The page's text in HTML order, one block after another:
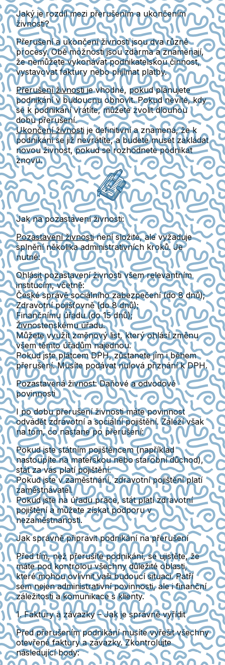
Jaký je rozdíl mezi přerušením a ukončením
živnosti?
Přerušení a ukončení živnosti jsou dva různé
procesy. Obě možnosti jsou zdarma a znamenají,
že nemůžete vykonávat podnikatelskou činnost,
vystavovat faktury nebo přijímat platby.
Přerušení živnosti je vhodné, pokud plánujete
podnikání v budoucnu obnovit. Pokud nevíte, kdy
se k podnikání vrátíte, můžete zvolit dlouhou
dobu přerušení.
Ukončení živnosti je definitivní a znamená, že k
podnikání se již nevrátíte, a budete muset zakládat
novou živnost, pokud se rozhodnete podnikat
znovu.
Jak na pozastavení živnosti:
Pozastavení živnostinení složité, ale vyžaduje
splnění několika administrativních kroků. Je
nutné:
Ohlásit pozastavení živnostivšem relevantním
institucím, včetně:
České správě sociálního zabezpečení (do 8 dnů);
Zdravotní pojišťovně (do 8 dnů);
Finančnímu úřadu (do 15 dnů);
Živnostenskému úřadu.
Můžete využítzměnový list, který ohlásí změnu
všem těmto úřadům najednou.
Pokud jste plátcem DPH, zůstanete jím i během
přerušení. Musíte podávat nulová přiznání k DPH.
Pozastavená živnost: Daňové a odvodové
povinnosti
I po dobu přerušení živnosti máte povinnost
odvádět zdravotní a sociální pojištění. Záleží však
na tom, co nastane po přerušení:
Pokud jste státním pojištěncem(například
nastoupíte na mateřskou nebo starobní důchod),
stát za vás platí pojištění.
Pokud jste v zaměstnání, zdravotní pojištění platí
zaměstnavatel.
Pokud jste na úřadu práce, stát platí zdravotní
pojištění a můžete získat podporu v
nezaměstnanosti.
Jak správně připravit podnikání na přerušení
Před tím, než přerušíte podnikání, se ujistěte, že
máte pod kontrolou všechny důležité oblasti,
které mohou ovlivnit vaši budoucí situaci. Patří
sem nejen administrativní povinnosti, ale i finanční
záležitosti a komunikace s klienty.
1. Faktury a závazky – Jak je správně vyřídit
Před přerušením podnikání musíte vyřešit všechny
otevřené faktury a závazky. Zkontrolujte
následující body: